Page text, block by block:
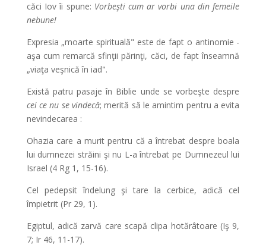
căci Iov îi spune: Vorbeşti cum ar vorbi una din femeile
nebune!
Expresia „moarte spirituală" este de fapt o antinomie -
aşa cum remarcă sfinţii părinţi, căci, de fapt înseamnă
„viaţa veşnică în iad".
Există patru pasaje în Biblie unde se vorbeşte despre
cei ce nu se vindecă; merită să le amintim pentru a evita
nevindecarea :
Ohazia care a murit pentru că a întrebat despre boala
lui dumnezei străini şi nu L-a întrebat pe Dumnezeul lui
Israel (4 Rg 1, 15-16).
Cel pedepsit îndelung şi tare la cerbice, adică cel
împietrit (Pr 29, 1).
Egiptul, adică zarvă care scapă clipa hotărâtoare (Iş 9,
7; Ir 46, 11-17).